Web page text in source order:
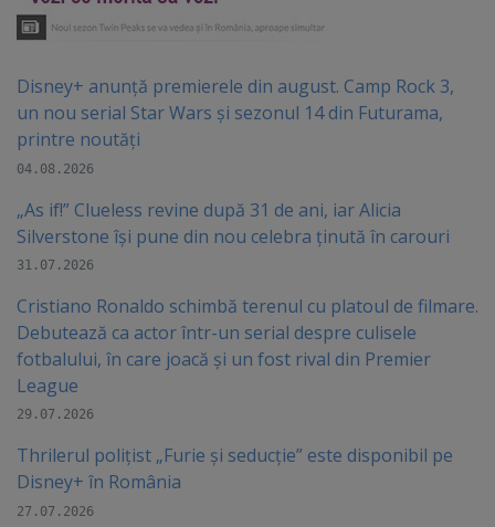
Disney+ anunță premierele din august. Camp Rock 3,
un nou serial Star Wars și sezonul 14 din Futurama,
printre noutăți
04.08.2026
„As if!” Clueless revine după 31 de ani, iar Alicia
Silverstone își pune din nou celebra ținută în carouri
31.07.2026
Cristiano Ronaldo schimbă terenul cu platoul de filmare.
Debutează ca actor într-un serial despre culisele
fotbalului, în care joacă şi un fost rival din Premier
League
29.07.2026
Thrilerul polițist „Furie și seducție” este disponibil pe
Disney+ în România
27.07.2026